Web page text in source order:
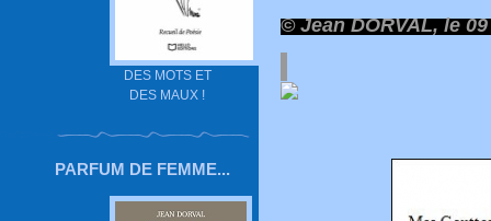
DES MOTS ET
DES MAUX !
PARFUM DE FEMME...
© Jean DORVAL, le